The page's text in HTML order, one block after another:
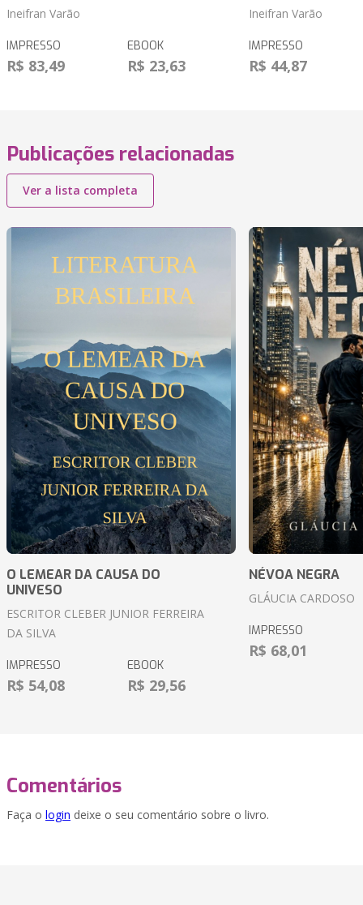
Ineifran Varão
IMPRESSO
R$ 83,49
EBOOK
R$ 23,63
Ineifran Varão
IMPRESSO
R$ 44,87
Publicações relacionadas
Ver a lista completa
O LEMEAR DA CAUSA DO
UNIVESO
ESCRITOR CLEBER JUNIOR FERREIRA
DA SILVA
IMPRESSO
R$ 54,08
EBOOK
R$ 29,56
NÉVOA NEGRA
GLÁUCIA CARDOSO
IMPRESSO
R$ 68,01
Comentários
Faça o login deixe o seu comentário sobre o livro.